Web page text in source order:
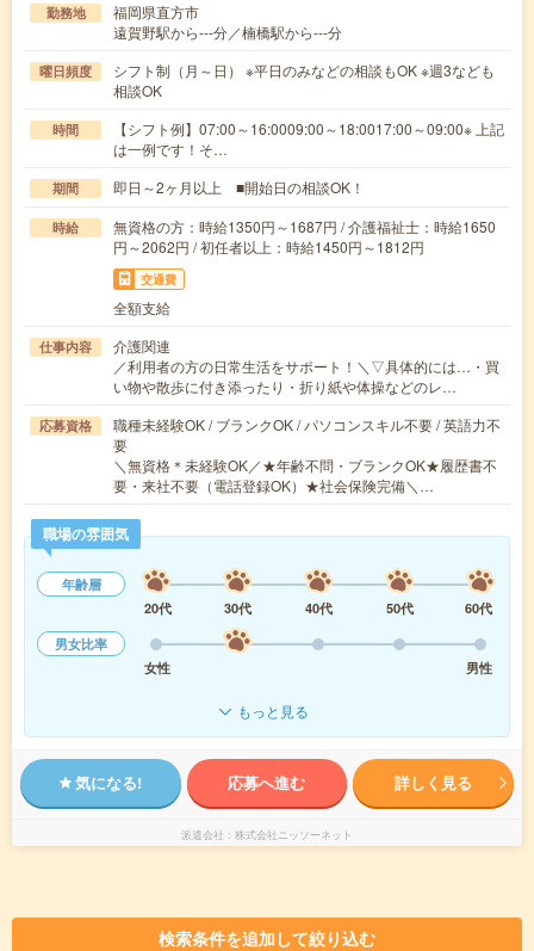
勤務地
福岡県直方市
遠賀野駅から---分／楠橋駅から---分
曜日頻度
シフト制（月～日） ※平日のみなどの相談もOK ※週3なども
相談OK
時間
【シフト例】07:00～16:0009:00～18:0017:00～09:00※ 上記
は一例です！そ…
期間 即日～2ヶ月以上 ■開始日の相談OK！
時給
無資格の方：時給1350円～1687円 / 介護福祉士：時給1650
円～2062円 / 初任者以上：時給1450円～1812円
交通費
全額支給
仕事内容
介護関連
／利用者の方の日常生活をサポート！＼▽具体的には…・買
い物や散歩に付き添ったり・折り紙や体操などのレ…
応募資格
職種未経験OK / ブランクOK / パソコンスキル不要 / 英語力不
要
＼無資格＊未経験OK／★年齢不問・ブランクOK★履歴書不
要・来社不要（電話登録OK）★社会保険完備＼…
職場の雰囲気
年齢層
20代
30代 40代 50代
60代
男女比率
女性
男性
もっと見る
気になる! 応募へ進む 詳しく見る
派遣会社 株式会社ニッソーネット
検索条件を追加して絞り込む